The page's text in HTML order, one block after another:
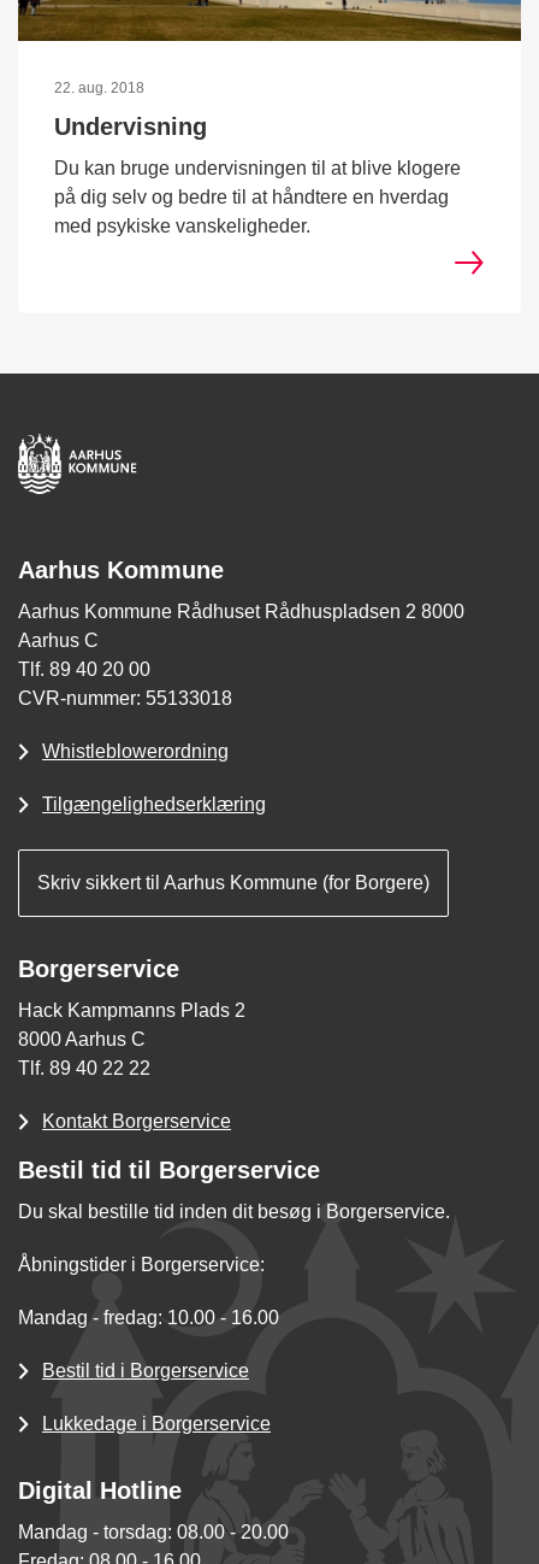
22. aug. 2018
Undervisning
Du kan bruge undervisningen til at blive klogere
på dig selv og bedre til at håndtere en hverdag
med psykiske vanskeligheder.
Aarhus Kommune
Aarhus Kommune Rådhuset Rådhuspladsen 2 8000
Aarhus C
Tlf. 89 40 20 00
CVR-nummer: 55133018
Whistleblowerordning
Tilgængelighedserklæring
Skriv sikkert til Aarhus Kommune (for Borgere)
Borgerservice
Hack Kampmanns Plads 2
8000 Aarhus C
Tlf. 89 40 22 22
Kontakt Borgerservice
Bestil tid til Borgerservice
Du skal bestille tid inden dit besøg i Borgerservice.
Åbningstider i Borgerservice:
Mandag - fredag: 10.00 - 16.00
Bestil tid i Borgerservice
Lukkedage i Borgerservice
Digital Hotline
Mandag - torsdag: 08.00 - 20.00